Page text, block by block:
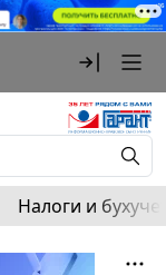
Налоги и